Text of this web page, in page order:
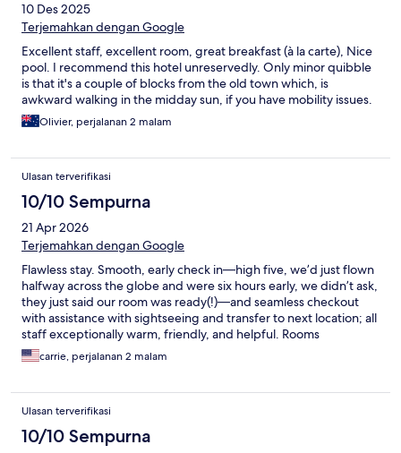
10 Des 2025
Terjemahkan dengan Google
Excellent staff, excellent room, great breakfast (à la carte), Nice
pool. I recommend this hotel unreservedly. Only minor quibble
is that it's a couple of blocks from the old town which, is
awkward walking in the midday sun, if you have mobility issues.
Olivier, perjalanan 2 malam
Ulasan terverifikasi
10/10 Sempurna
21 Apr 2026
Terjemahkan dengan Google
Flawless stay. Smooth, early check in—high five, we’d just flown
halfway across the globe and were six hours early, we didn’t ask,
they just said our room was ready(!)—and seamless checkout
with assistance with sightseeing and transfer to next location; all
staff exceptionally warm, friendly, and helpful. Rooms
thoughtfully appointed and aesthetically pleasing. Breakfast
add on was perfect. Small, boutique hotel in perfect location for
carrie, perjalanan 2 malam
Ulasan terverifikasi
10/10 Sempurna